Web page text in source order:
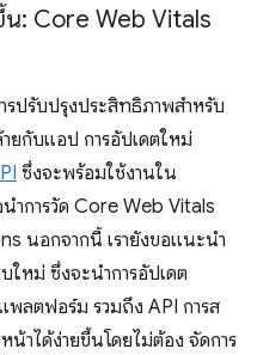
: Core Web Vitals
รปรับปรุงประสิทธิภาพสำหรับ
กับแอป การอัปเดตใหม่
ซึ่งจะพร้อมใช้งานใน
ำการวัด Core Web Vitals
นอกจากนี้ เรายังขอแนะนำ
ใหม่ ซึ่งจะนำการอัปเดต
พลตฟอร์ม รวมถึง API การส
าได้ง่ายขึ้นโดยไม่ต้อง จัดการ